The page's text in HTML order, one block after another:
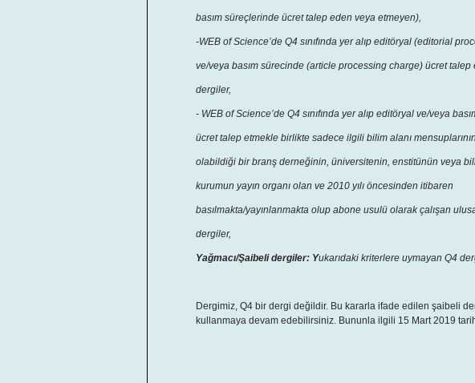
basım süreçlerinde ücret talep eden veya etmeyen),
-WEB of Science’de Q4 sınıfında yer alıp editöryal (editorial
ve/veya basım sürecinde (article processing charge) ücret talep
dergiler,
- WEB of Science’de Q4 sınıfında yer alıp editöryal ve/veya
ücret talep etmekle birlikte sadece ilgili bilim alanı
olabildiği bir branş derneğinin, üniversitenin, enstitünün veya
kurumun yayın organı olan ve 2010 yılı öncesinden itibaren
basılmakta/yayınlanmakta olup abone usulü olarak çalışan
dergiler,
Yağmacı/Şaibeli dergiler: Yukarıdaki kriterlere uymayan Q4
Dergimiz, Q4 bir dergi değildir. Bu kararla ifade edilen şaibeli
kullanmaya devam edebilirsiniz. Bununla ilgili 15 Mart 2019